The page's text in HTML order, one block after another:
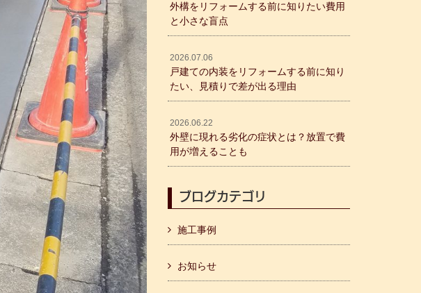
外構をリフォームする前に知りたい費用
と小さな盲点
2026.07.06
戸建ての内装をリフォームする前に知り
たい、見積りで差が出る理由
2026.06.22
外壁に現れる劣化の症状とは？放置で費
用が増えることも
ブログカテゴリ
施工事例
お知らせ